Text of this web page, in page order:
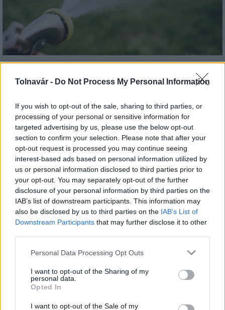
Tolnavár - Do Not Process My Personal Information
If you wish to opt-out of the sale, sharing to third parties, or
processing of your personal or sensitive information for
targeted advertising by us, please use the below opt-out
section to confirm your selection. Please note that after your
opt-out request is processed you may continue seeing
interest-based ads based on personal information utilized by
us or personal information disclosed to third parties prior to
your opt-out. You may separately opt-out of the further
disclosure of your personal information by third parties on the
IAB’s list of downstream participants. This information may
also be disclosed by us to third parties on the IAB’s List of
Downstream Participants that may further disclose it to other
Please note that this website/app uses one or more Google
not limited to your visit or usage behaviour. You may click to
grant or deny consent to Google and its third-party tags to
use your data for below specified purposes in below Google
consent section.
Personal Data Processing Opt Outs
I want to opt-out of the Sharing of my
personal data.
Opted In
I want to opt-out of the Sale of my
MAGYAR ÉPÍTŐK
Aktuális